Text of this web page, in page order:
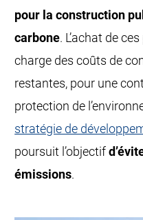
pour la construction
carbone. L’achat de
charge des coûts de
restantes, pour une
protection de
stratégie de
poursuit l’objectif
émissions.